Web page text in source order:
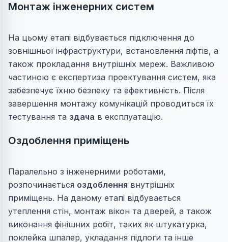
Монтаж інженерних систем
На цьому етапі відбувається підключення до
зовнішньої інфраструктури, встановлення ліфтів, а
також прокладання внутрішніх мереж. Важливою
частиною є експертиза проектування систем, яка
забезпечує їхню безпеку та ефективність. Після
завершення монтажу комунікацій проводиться їх
тестування та здача в експлуатацію.
Оздоблення приміщень
Паралельно з інженерними роботами,
розпочинається оздоблення внутрішніх
приміщень. На даному етапі відбувається
утеплення стін, монтаж вікон та дверей, а також
виконання фінішних робіт, таких як штукатурка,
поклейка шпалер, укладання підлоги та інше